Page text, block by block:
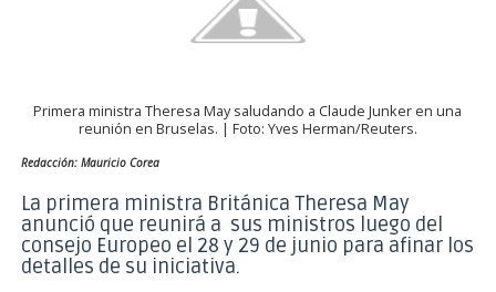
Primera ministra Theresa May saludando a Claude Junker en una
reunión en Bruselas. | Foto: Yves Herman/Reuters.
Redacción: Mauricio Corea
La primera ministra Británica Theresa May
anunció que reunirá a sus ministros luego del
consejo Europeo el 28 y 29 de junio para afinar los
detalles de su iniciativa.